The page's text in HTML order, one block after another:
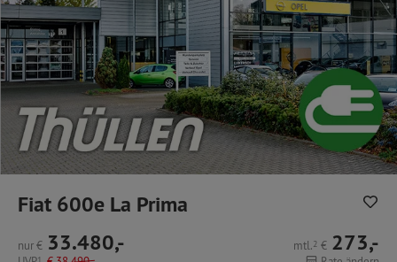
Fiat 600e La Prima
nur€ 33.480,- mtl.2 € 273,-